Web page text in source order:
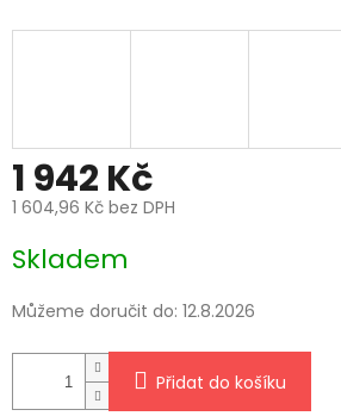
1 942 Kč
1 604,96 Kč bez DPH
cena:
Skladem
Můžeme doručit do: 12.8.2026
Přidat do košíku